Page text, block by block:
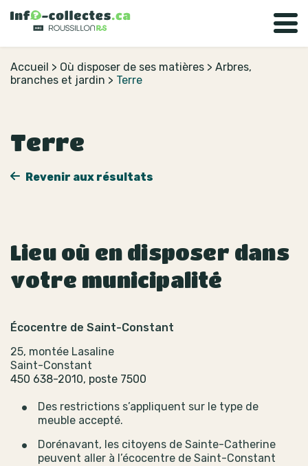
Accueil > Où disposer de ses matières > Arbres,
branches et jardin > Terre
Terre
Revenir aux résultats
Lieu où en disposer dans
votre municipalité
Écocentre de Saint-Constant
25, montée Lasaline
Saint-Constant
450 638-2010, poste 7500
Des restrictions s’appliquent sur le type de
meuble accepté.
Dorénavant, les citoyens de Sainte-Catherine
peuvent aller à l’écocentre de Saint-Constant